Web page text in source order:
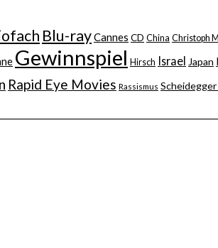
Blu-rayCannes CD China Christoph
Gewinnspiel Hirsch Israel Japan
Rapid Eye Movies Rassismus